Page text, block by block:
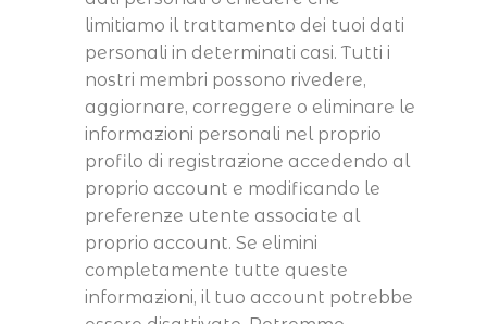
limitiamo il trattamento dei tuoi dati
personali in determinati casi. Tutti i
nostri membri possono rivedere,
aggiornare, correggere o eliminare le
informazioni personali nel proprio
profilo di registrazione accedendo al
proprio account e modificando le
preferenze utente associate al
proprio account. Se elimini
completamente tutte queste
informazioni, il tuo account potrebbe